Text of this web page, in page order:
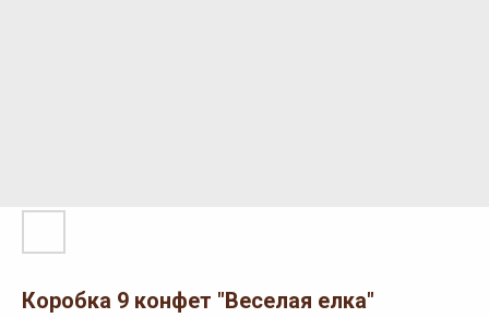
Коробка 9 конфет "Веселая елка"